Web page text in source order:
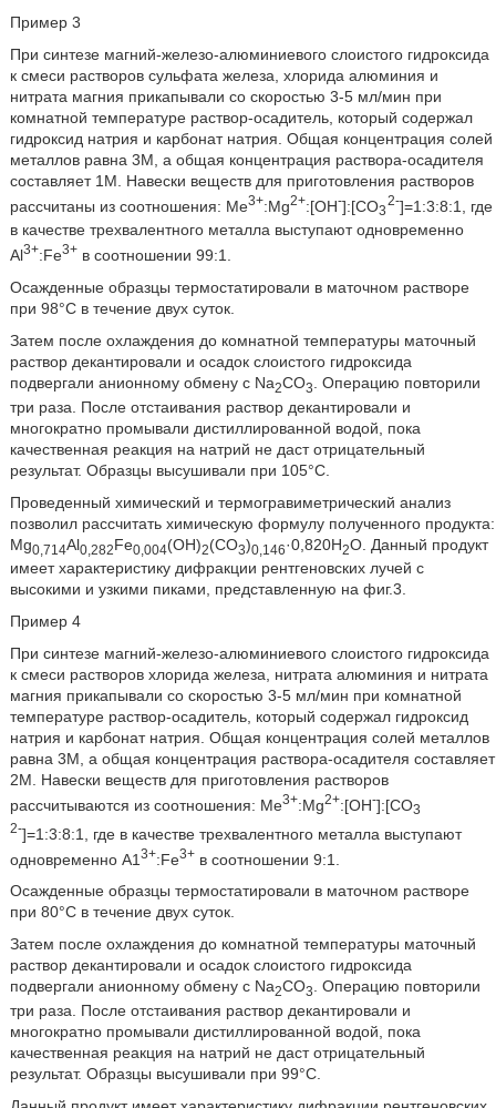
Пример 3
При синтезе магний-железо-алюминиевого слоистого гидроксида
к смеси растворов сульфата железа, хлорида алюминия и
нитрата магния прикапывали со скоростью 3-5 мл/мин при
комнатной температуре раствор-осадитель, который содержал
гидроксид натрия и карбонат натрия. Общая концентрация солей
металлов равна 3М, а общая концентрация раствора-осадителя
составляет 1М. Навески веществ для приготовления растворов
рассчитаны из соотношения: Me3+:Mg2+:[ОН-]:[СО3
2-]=1:3:8:1, где
в качестве трехвалентного металла выступают одновременно
Al3+:Fe3+в соотношении 99:1.
Осажденные образцы термостатировали в маточном растворе
при 98°С в течение двух суток.
Затем после охлаждения до комнатной температуры маточный
раствор декантировали и осадок слоистого гидроксида
подвергали анионному обмену с Na2CO3
. Операцию повторили
три раза. После отстаивания раствор декантировали и
многократно промывали дистиллированной водой, пока
качественная реакция на натрий не даст отрицательный
результат. Образцы высушивали при 105°С.
Проведенный химический и термогравиметрический анализ
позволил рассчитать химическую формулу полученного продукта:
Mg0,714Al0,282Fe0,004(OH)2(CO3)0,146·0,820Н2O. Данный продукт
имеет характеристику дифракции рентгеновских лучей с
высокими и узкими пиками, представленную на фиг.3.
Пример 4
При синтезе магний-железо-алюминиевого слоистого гидроксида
к смеси растворов хлорида железа, нитрата алюминия и нитрата
магния прикапывали со скоростью 3-5 мл/мин при комнатной
температуре раствор-осадитель, который содержал гидроксид
натрия и карбонат натрия. Общая концентрация солей металлов
равна 3М, а общая концентрация раствора-осадителя составляет
2М. Навески веществ для приготовления растворов
рассчитываются из соотношения: Me3+:Mg2+:[ОН-]:[СО3
2-]=1:3:8:1, где в качестве трехвалентного металла выступают
одновременно А1 3+:Fe3+в соотношении 9:1.
Осажденные образцы термостатировали в маточном растворе
при 80°С в течение двух суток.
Затем после охлаждения до комнатной температуры маточный
раствор декантировали и осадок слоистого гидроксида
подвергали анионному обмену с Na2CO3
. Операцию повторили
три раза. После отстаивания раствор декантировали и
многократно промывали дистиллированной водой, пока
качественная реакция на натрий не даст отрицательный
результат. Образцы высушивали при 99°С.